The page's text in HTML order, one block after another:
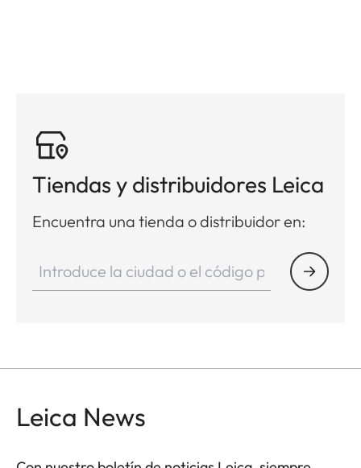
Tiendas y distribuidores Leica
Encuentra una tienda o distribuidor en:
Leica News